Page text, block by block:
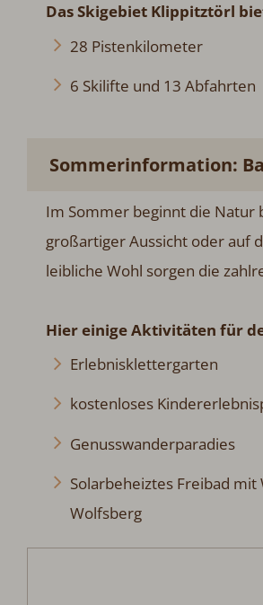
Das Skigebiet Klippitztörl
28 Pistenkilometer
6 Skilifte und 13 Abfahrten
Sommerinformation:
Im Sommer beginnt die Natur
großartiger Aussicht oder auf
leibliche Wohl sorgen die
Hier einige Aktivitäten für
Erlebnisklettergarten
kostenloses
Genusswanderparadies
Solarbeheiztes Freibad mit
Wolfsberg